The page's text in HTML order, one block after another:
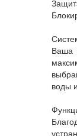
Ваша
воды